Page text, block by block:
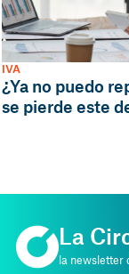
¿Ya no puedo
se pierde este
IVA
La
la newsletter